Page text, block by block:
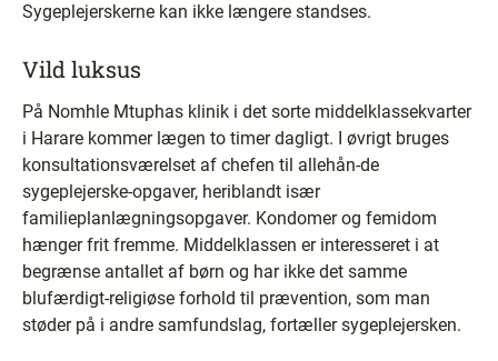
Sygeplejerskerne kan ikke længere standses.
Vild luksus
På Nomhle Mtuphas klinik i det sorte middelklassekvarter
i Harare kommer lægen to timer dagligt. I øvrigt bruges
konsultationsværelset af chefen til allehån-de
sygeplejerske-opgaver, heriblandt især
familieplanlægningsopgaver. Kondomer og femidom
hænger frit fremme. Middelklassen er interesseret i at
begrænse antallet af børn og har ikke det samme
blufærdigt-religiøse forhold til prævention, som man
støder på i andre samfundslag, fortæller sygeplejersken.